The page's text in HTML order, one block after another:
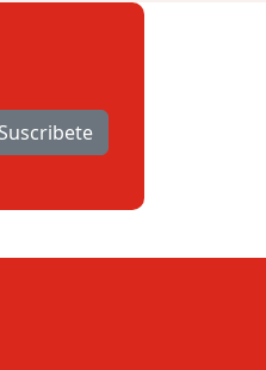
Suscribete